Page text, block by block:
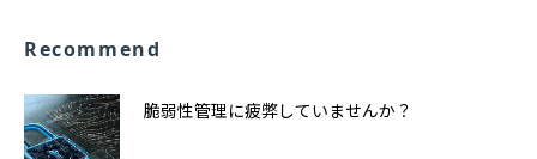
Recommend
脆弱性管理に疲弊していませんか？